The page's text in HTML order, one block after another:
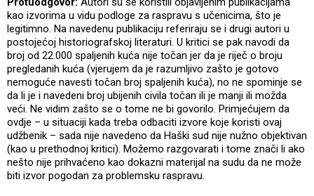
kao izvorima u vidu podloge za raspravu s učenicima, što je
legitimno. Na navedenu publikaciju referiraju se i drugi autori u
postojećoj historiografskoj literaturi. U kritici se pak navodi da
broj od 22.000 spaljenih kuća nije točan jer da je riječ o broju
pregledanih kuća (vjerujem da je razumljivo zašto je gotovo
nemoguće navesti točan broj spaljenih kuća), no ne spominje se
da li je i navedeni broj ubijenih civila točan ili je manji ili možda
veći. Ne vidim zašto se o tome ne bi govorilo. Primjećujem da
ovdje – u situaciji kada treba odbaciti izvore koje koristi ovaj
udžbenik – sada nije navedeno da Haški sud nije nužno objektivan
(kao u prethodnoj kritici). Možemo razgovarati i tome znači li ako
nešto nije prihvaćeno kao dokazni materijal na sudu da ne može
biti izvor pogodan za problemsku raspravu.